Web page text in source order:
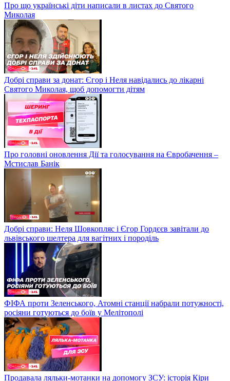
Про що українські діти написали в листах до Святого
Миколая
Добрі справи за донат: Єгор і Неля навідались до лікарні
Святого Миколая, щоб допомогти дітям
Про головні оновлення Дії та голосування на Євробачення –
Мстислав Банік
Добрі справи: Неля Шовкопляс і Єгор Гордєєв завітали до
львівського шелтера для вагітних і породіль
ФІФА проти Зеленського, Атомні станції набрали потужності,
росіяни готуються до боїв у Мелітополі
Продавала ляльки-мотанки на допомогу ЗСУ: історія Кіри